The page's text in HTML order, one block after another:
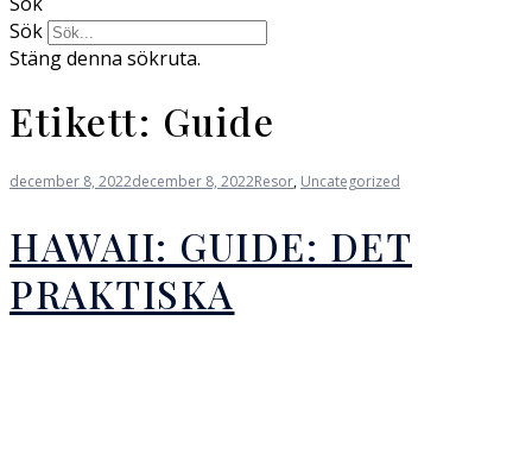
Sök
Stäng denna sökruta.
Etikett: Guide
december 8, 2022december 8, 2022Resor, Uncategorized
HAWAII: GUIDE: DET
PRAKTISKA